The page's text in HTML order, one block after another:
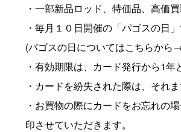
・一部新品ロッド、特価品、高価
・毎月１０日開催の「パゴスの日
(パゴスの日についてはこちらから
・有効期限は、カード発行から1年
・カードを紛失された際は、それ
・お買物の際にカードをお忘れの
印させていただきます。